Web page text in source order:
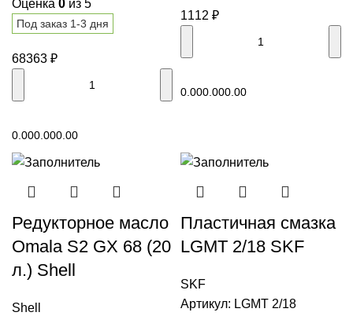
Оценка 0 из 5
Под заказ 1-3 дня
68363 ₽
0.000.000.00
1112 ₽
0.000.000.00
Редукторное масло
Omala S2 GX 68 (20
л.) Shell
Shell
Пластичная смазка
LGMT 2/18 SKF
SKF
Артикул: LGMT 2/18